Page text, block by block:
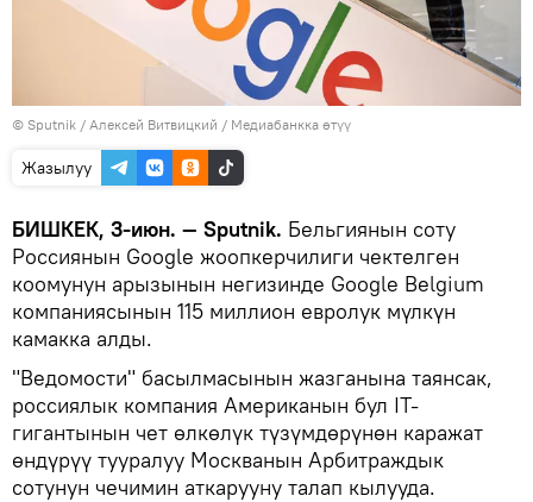
© Sputnik / Алексей Витвицкий / Медиабанкка өтүү
Жазылуу
БИШКЕК, 3-июн. — Sputnik. Бельгиянын соту
Россиянын Google жоопкерчилиги чектелген
коомунун арызынын негизинде Google Belgium
компаниясынын 115 миллион евролук мүлкүн
камакка алды.
"Ведомости" басылмасынын жазганына таянсак,
россиялык компания Американын бул IT-
гигантынын чет өлкөлүк түзүмдөрүнөн каражат
өндүрүү тууралуу Москванын Арбитраждык
сотунун чечимин аткарууну талап кылууда.